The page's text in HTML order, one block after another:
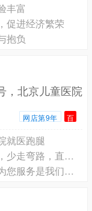
丰富
促进经济繁荣
抱负
，北京儿童医院
网店第9年 百
就医跑腿
北京儿童医院精神科陆小彦特需号预约，少走弯路，直接找专家
北京儿童医院精神科陆小彦咨询挂号，为您服务是我们的荣幸